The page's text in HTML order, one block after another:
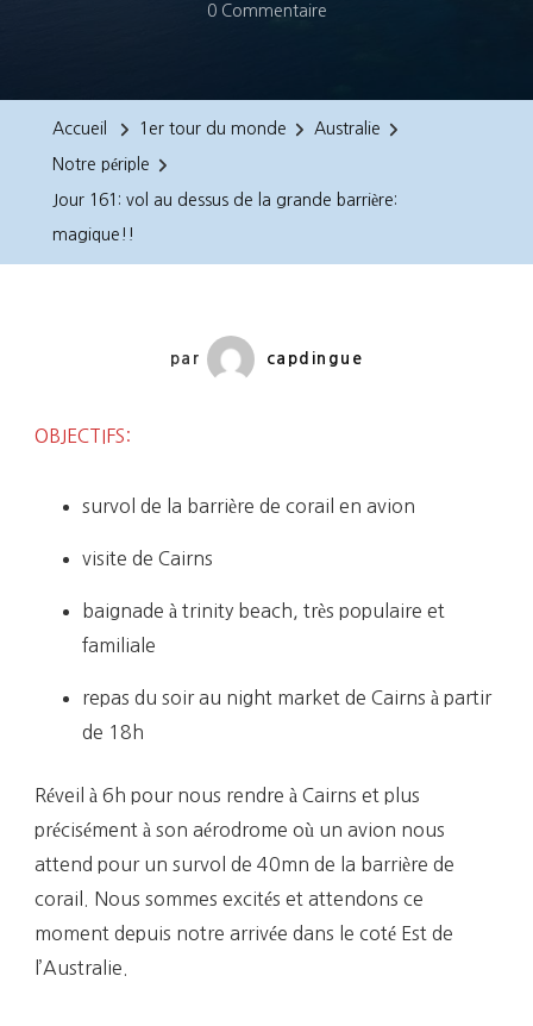
0 CommentaireSur
Magique!!
Accueil 1er tour du monde Australie
Notre périple
Jour 161: vol au dessus de la grande barrière:
magique!!
par capdingue
OBJECTIFS:
survol de la barrière de corail en avion
visite de Cairns
baignade à trinity beach, très populaire et
familiale
repas du soir au night market de Cairns à partir
de 18h
Réveil à 6h pour nous rendre à Cairns et plus
précisément à son aérodrome où un avion nous
attend pour un survol de 40mn de la barrière de
corail. Nous sommes excités et attendons ce
moment depuis notre arrivée dans le coté Est de
l’Australie.